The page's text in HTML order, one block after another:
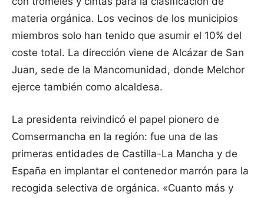
materia orgánica. Los vecinos de los municipios
miembros solo han tenido que asumir el 10% del
coste total. La dirección viene de Alcázar de San
Juan, sede de la Mancomunidad, donde Melchor
ejerce también como alcaldesa.
La presidenta reivindicó el papel pionero de
Comsermancha en la región: fue una de las
primeras entidades de Castilla-La Mancha y de
España en implantar el contenedor marrón para la
recogida selectiva de orgánica. «Cuanto más y